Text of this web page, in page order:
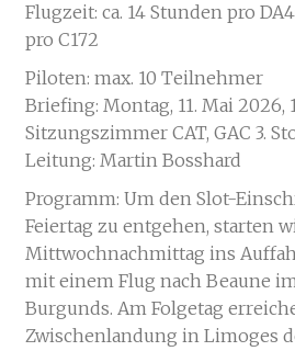
Flugzeit: ca. 14 Stunden pro
pro C172
Piloten: max. 10 Teilnehmer
Briefing: Montag, 11. Mai 2026,
Sitzungszimmer CAT, GAC 3.
Leitung: Martin Bosshard
Programm: Um den Slot-
Feiertag zu entgehen, starten
Mittwochnachmittag ins
mit einem Flug nach Beaune
Burgunds. Am Folgetag
Zwischenlandung in Limoges